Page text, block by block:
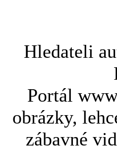
Hledateli
Portál
obrázky,
zábavné